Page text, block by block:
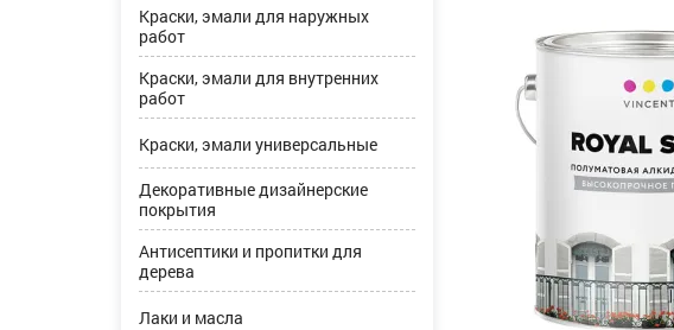
Краски, эмали для наружных
работ
Краски, эмали для внутренних
работ
Краски, эмали универсальные
Декоративные дизайнерские
покрытия
Антисептики и пропитки для
дерева
Лаки и масла